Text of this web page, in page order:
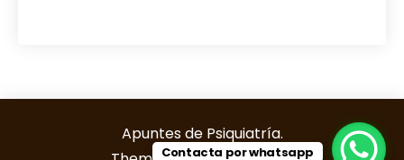
Apuntes de Psiquiatría.
Contacta por whatsapp